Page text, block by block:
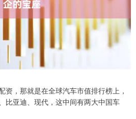
资，那就是在全球汽车市值排行榜上，
比亚迪、现代，这中间有两大中国车